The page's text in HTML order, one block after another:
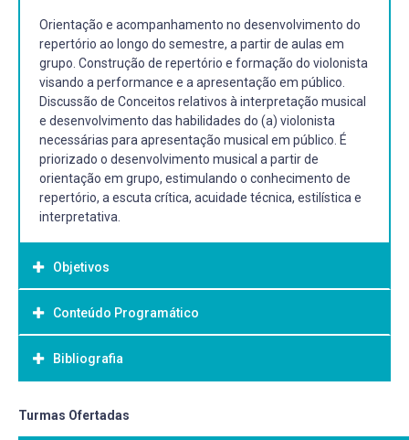
Orientação e acompanhamento no desenvolvimento do
repertório ao longo do semestre, a partir de aulas em
grupo. Construção de repertório e formação do violonista
visando a performance e a apresentação em público.
Discussão de Conceitos relativos à interpretação musical
e desenvolvimento das habilidades do (a) violonista
necessárias para apresentação musical em público. É
priorizado o desenvolvimento musical a partir de
orientação em grupo, estimulando o conhecimento de
repertório, a escuta crítica, acuidade técnica, estilística e
interpretativa.
Objetivos
Objetivo Geral:
Desenvolver nos alunos a prática de apresentação em
público. Realizar a correlação entre análise musical e a
repertório. Desenvolver o espírito crítico a partir de
Conteúdo Programático
Bibliografia
Bibliografia Básica:
Turmas Ofertadas